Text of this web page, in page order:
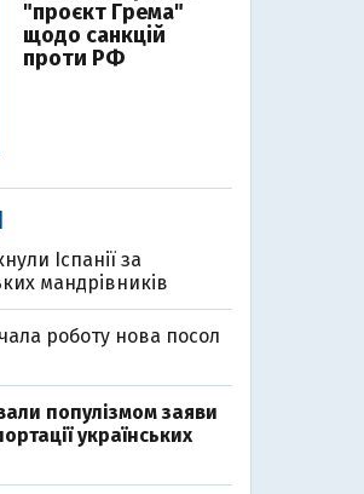
"проєкт Грема"
щодо санкцій
проти РФ
Іспанії за
мандрівників
роботу нова посол
популізмом заяви
українських